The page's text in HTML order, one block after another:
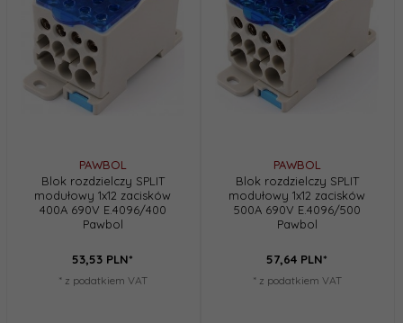
PAWBOL
Blok rozdzielczy SPLIT
modułowy 1x12 zacisków
400A 690V E.4096/400
Pawbol
53,53 PLN*
* z podatkiem VAT
PAWBOL
Blok rozdzielczy SPLIT
modułowy 1x12 zacisków
500A 690V E.4096/500
Pawbol
57,64 PLN*
* z podatkiem VAT